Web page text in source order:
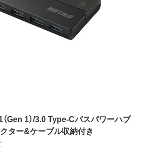
（Gen 1）/3.0 Type-Cバスパワーハブ
ター&ケーブル収納付き